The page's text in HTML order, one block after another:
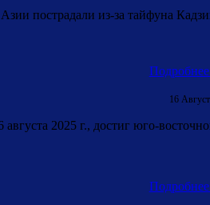
пострадали из-за тайфуна
Подробнее
16
2025 г., достиг юго-
Подробнее